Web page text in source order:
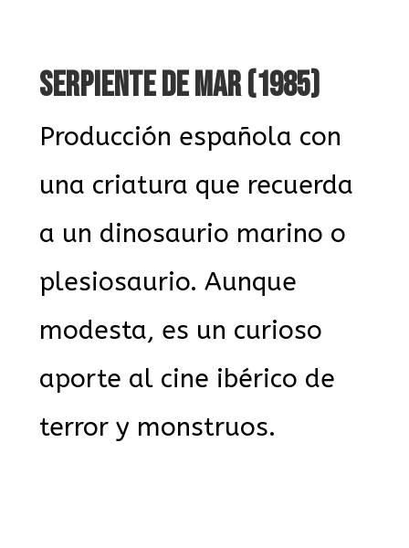
SERPIENTE DE MAR (1985)
Producción española con
una criatura que recuerda
a un dinosaurio marino o
plesiosaurio. Aunque
modesta, es un curioso
aporte al cine ibérico de
terror y monstruos.